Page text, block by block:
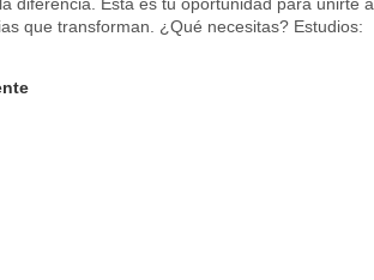
que transforman. ¿Qué necesitas? Estudios: